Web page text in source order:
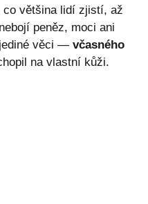
co většina lidí zjistí, až
peněz, moci ani
věci — včasného
na vlastní kůži.